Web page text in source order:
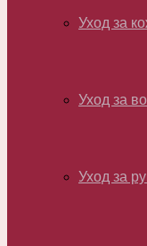
Уход за
Уход за
Уход за